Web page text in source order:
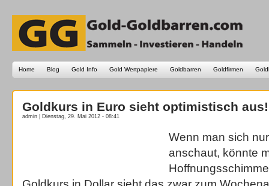
Home Blog Gold Info Gold Wertpapiere Goldbarren Goldfirmen
Goldkurs in Euro sieht optimistisch aus!
admin | Dienstag, 29. Mai 2012 - 08:41
Wenn man sich
anschaut, könnte